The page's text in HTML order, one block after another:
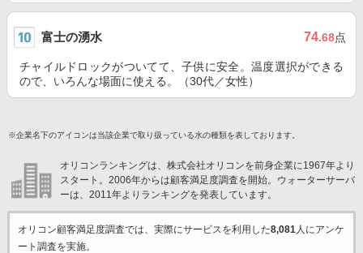
富士の湧水 74.68点
チャイルドロックがついてて、子供に安全。温度選択ができる
ので、いろんな場面に使える。（30代／女性）
※企業名下のアイコンは当該企業で取り扱っている水の種類を表しております。
オリコンランキングは、株式会社オリコンを前身企業に1967年より
スタート。2006年からは顧客満足度調査を開始。ウォーターサーバ
ーは、2011年よりランキングを発表しています。
オリコン顧客満足度調査では、実際にサービスを利用した8,081人にアンケ
ート調査を実施。